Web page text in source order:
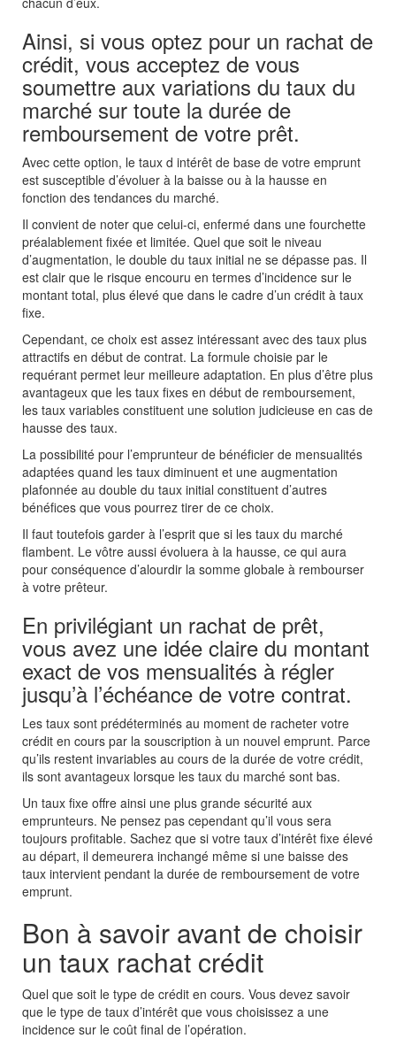
Ainsi, si vous optez pour un rachat de
crédit, vous acceptez de vous
soumettre aux variations du taux du
marché sur toute la durée de
remboursement de votre prêt.
Avec cette option, le taux d intérêt de base de votre emprunt
est susceptible d’évoluer à la baisse ou à la hausse en
fonction des tendances du marché.
Il convient de noter que celui-ci, enfermé dans une fourchette
préalablement fixée et limitée. Quel que soit le niveau
d’augmentation, le double du taux initial ne se dépasse pas. Il
est clair que le risque encouru en termes d’incidence sur le
montant total, plus élevé que dans le cadre d’un crédit à taux
fixe.
Cependant, ce choix est assez intéressant avec des taux plus
attractifs en début de contrat. La formule choisie par le
requérant permet leur meilleure adaptation. En plus d’être plus
avantageux que les taux fixes en début de remboursement,
les taux variables constituent une solution judicieuse en cas de
hausse des taux.
La possibilité pour l’emprunteur de bénéficier de mensualités
adaptées quand les taux diminuent et une augmentation
plafonnée au double du taux initial constituent d’autres
bénéfices que vous pourrez tirer de ce choix.
Il faut toutefois garder à l’esprit que si les taux du marché
flambent. Le vôtre aussi évoluera à la hausse, ce qui aura
pour conséquence d’alourdir la somme globale à rembourser
à votre prêteur.
En privilégiant un rachat de prêt,
vous avez une idée claire du montant
exact de vos mensualités à régler
jusqu’à l’échéance de votre contrat.
Les taux sont prédéterminés au moment de racheter votre
crédit en cours par la souscription à un nouvel emprunt. Parce
qu’ils restent invariables au cours de la durée de votre crédit,
ils sont avantageux lorsque les taux du marché sont bas.
Un taux fixe offre ainsi une plus grande sécurité aux
emprunteurs. Ne pensez pas cependant qu’il vous sera
toujours profitable. Sachez que si votre taux d’intérêt fixe élevé
au départ, il demeurera inchangé même si une baisse des
taux intervient pendant la durée de remboursement de votre
emprunt.
Bon à savoir avant de choisir
un taux rachat crédit
Quel que soit le type de crédit en cours. Vous devez savoir
que le type de taux d’intérêt que vous choisissez a une
incidence sur le coût final de l’opération.